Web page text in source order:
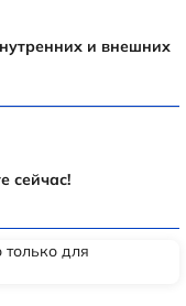
и внешних
сейчас!
для